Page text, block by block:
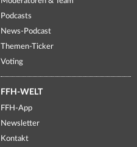
Podcasts
News-Podcast
Themen-Ticker
Voting
FFH-WELT
FFH-App
Newsletter
Kontakt